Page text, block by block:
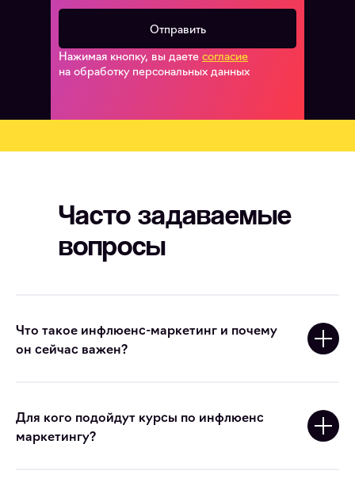
Отправить
Нажимая кнопку, вы даете согласие
на обработку персональных данных
Часто задаваемые
вопросы
Что такое инфлюенс-маркетинг и почему
он сейчас важен?
Для кого подойдут курсы по инфлюенс
маркетингу?